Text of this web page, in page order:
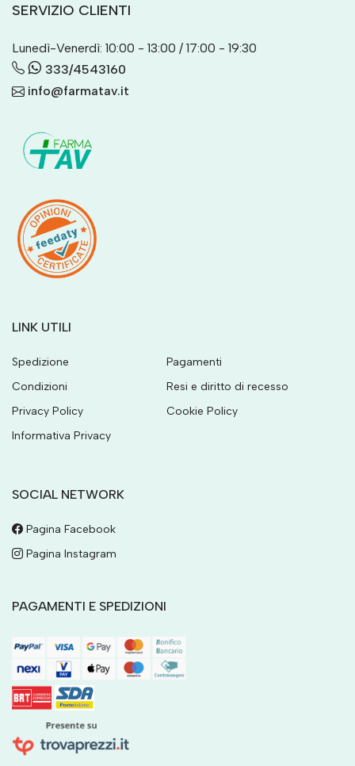
SERVIZIO CLIENTI
Lunedì-Venerdì: 10:00 - 13:00 / 17:00 - 19:30
333/4543160
info@farmatav.it
LINK UTILI
Spedizione
Pagamenti
Condizioni
Resi e diritto di recesso
Privacy Policy
Cookie Policy
Informativa Privacy
SOCIAL NETWORK
Pagina Facebook
Pagina Instagram
PAGAMENTI E SPEDIZIONI